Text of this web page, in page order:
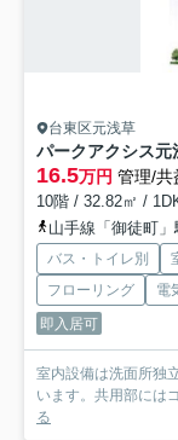
台東区元浅草
パークアクシス元
16.5万円 管理/共
10階 / 32.82㎡ /
山手線「御徒町
バス・トイレ別
フローリング
電
即入居可
室内設備は洗面所独
います。共用部には
る